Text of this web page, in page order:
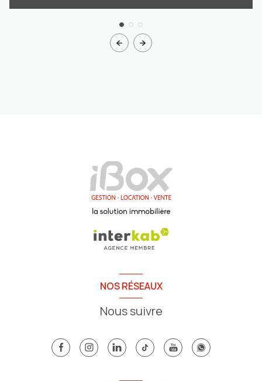
NOS RÉSEAUX
Nous suivre